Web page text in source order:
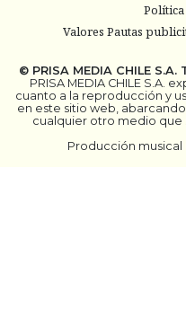
Valores Pautas
© PRISA MEDIA CHILE S.A.
PRISA MEDIA CHILE S.A.
cuanto a la reproducción y
en este sitio web,
cualquier otro medio que
Producción musical